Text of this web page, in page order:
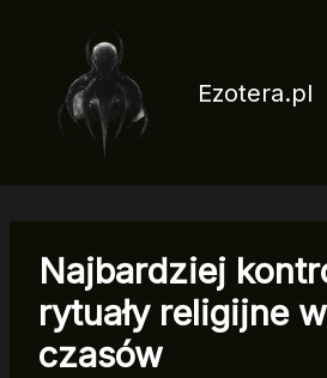
Ezotera.pl
Najbardziej
rytuały religijne
czasów